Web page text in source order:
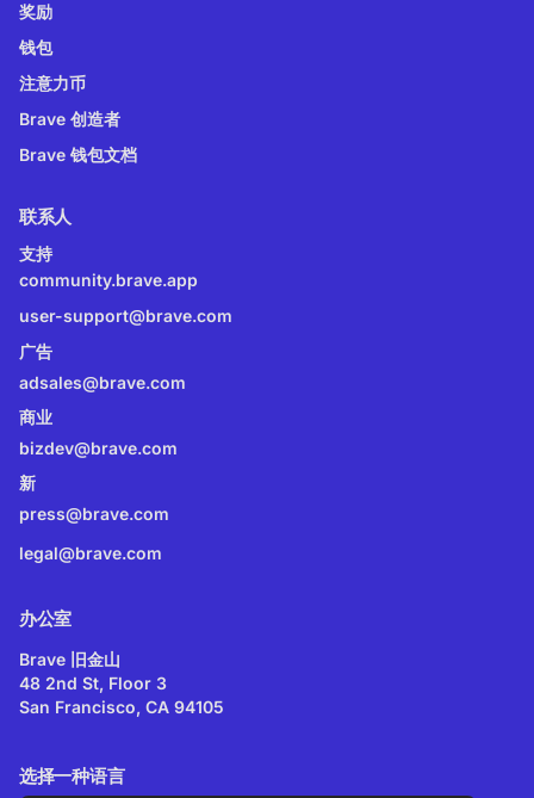
奖励
钱包
注意力币
Brave 创造者
Brave 钱包文档
联系人
支持
community.brave.app
user-support@brave.com
广告
adsales@brave.com
商业
bizdev@brave.com
新
press@brave.com
legal@brave.com
办公室
Brave 旧金山
48 2nd St, Floor 3
San Francisco, CA 94105
选择一种语言